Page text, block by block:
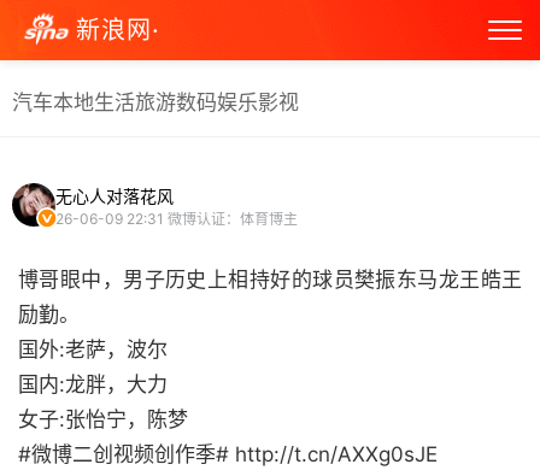
新浪网·
汽车本地生活旅游数码娱乐影视
无心人对落花风
26-06-09 22:31 微博认证：体育博主
博哥眼中，男子历史上相持好的球员樊振东马龙王皓王
励勤。
国外:老萨，波尔
国内:龙胖，大力
女子:张怡宁，陈梦
#微博二创视频创作季# http://t.cn/AXXg0sJE ​